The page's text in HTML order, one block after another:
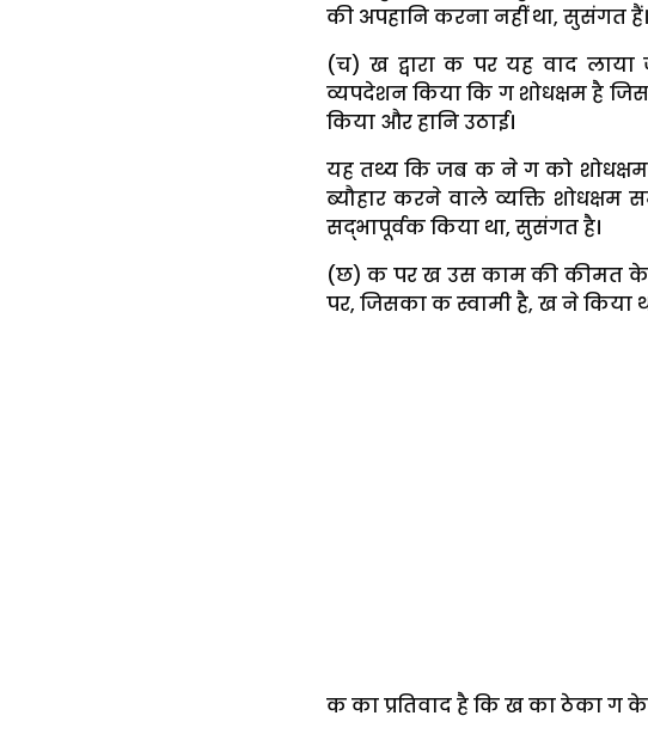
की अपहानि करना नहीं था, सुसंगत हैं।
(च) ख द्वारा क पर यह वाद
व्यपदेशन किया कि ग शोधक्षम है
किया और हानि उठाई।
यह तथ्य कि जब क ने ग को
ब्यौहार करने वाले व्यक्ति
सद्भापूर्वक किया था, सुसंगत है।
(छ) क पर ख उस काम की कीमत के
पर, जिसका क स्वामी है, ख ने किया
क का प्रतिवाद है कि ख का ठेका ग के